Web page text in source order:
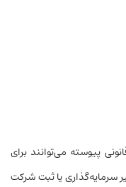
۵ سال اشتغال قانونی پیوسته می‌توانند برای
سرمایه‌گذاری یا ثبت شرکت